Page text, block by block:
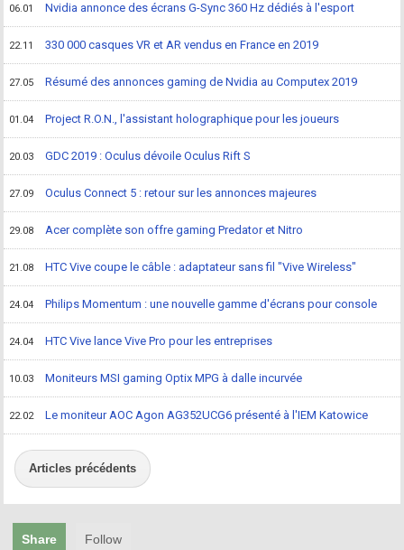
06.01 Nvidia annonce des écrans G-Sync 360 Hz dédiés à l'esport
22.11 330 000 casques VR et AR vendus en France en 2019
27.05 Résumé des annonces gaming de Nvidia au Computex 2019
01.04 Project R.O.N., l'assistant holographique pour les joueurs
20.03 GDC 2019 : Oculus dévoile Oculus Rift S
27.09 Oculus Connect 5 : retour sur les annonces majeures
29.08 Acer complète son offre gaming Predator et Nitro
21.08 HTC Vive coupe le câble : adaptateur sans fil "Vive Wireless"
24.04 Philips Momentum : une nouvelle gamme d'écrans pour console
24.04 HTC Vive lance Vive Pro pour les entreprises
10.03 Moniteurs MSI gaming Optix MPG à dalle incurvée
22.02 Le moniteur AOC Agon AG352UCG6 présenté à l'IEM Katowice
Articles précédents
Share Follow